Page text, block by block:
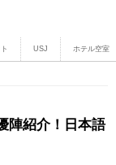
USJ ホテル空室
陣紹介！日本語